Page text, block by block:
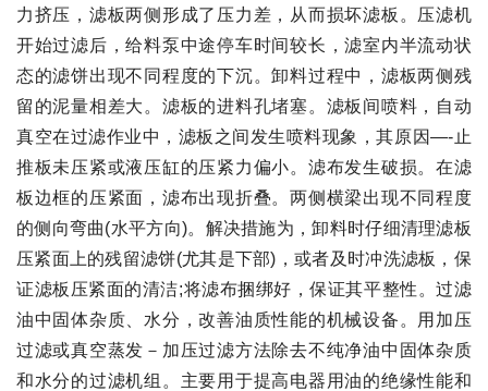
力挤压，滤板两侧形成了压力差，从而损坏滤板。压滤机
开始过滤后，给料泵中途停车时间较长，滤室内半流动状
态的滤饼出现不同程度的下沉。卸料过程中，滤板两侧残
留的泥量相差大。滤板的进料孔堵塞。滤板间喷料，自动
真空在过滤作业中，滤板之间发生喷料现象，其原因—-止
推板未压紧或液压缸的压紧力偏小。滤布发生破损。在滤
板边框的压紧面，滤布出现折叠。两侧横梁出现不同程度
的侧向弯曲(水平方向)。解决措施为，卸料时仔细清理滤板
压紧面上的残留滤饼(尤其是下部)，或者及时冲洗滤板，保
证滤板压紧面的清洁;将滤布捆绑好，保证其平整性。过滤
油中固体杂质、水分，改善油质性能的机械设备。用加压
过滤或真空蒸发－加压过滤方法除去不纯净油中固体杂质
和水分的过滤机组。主要用于提高电器用油的绝缘性能和